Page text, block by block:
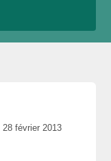
28 février 2013